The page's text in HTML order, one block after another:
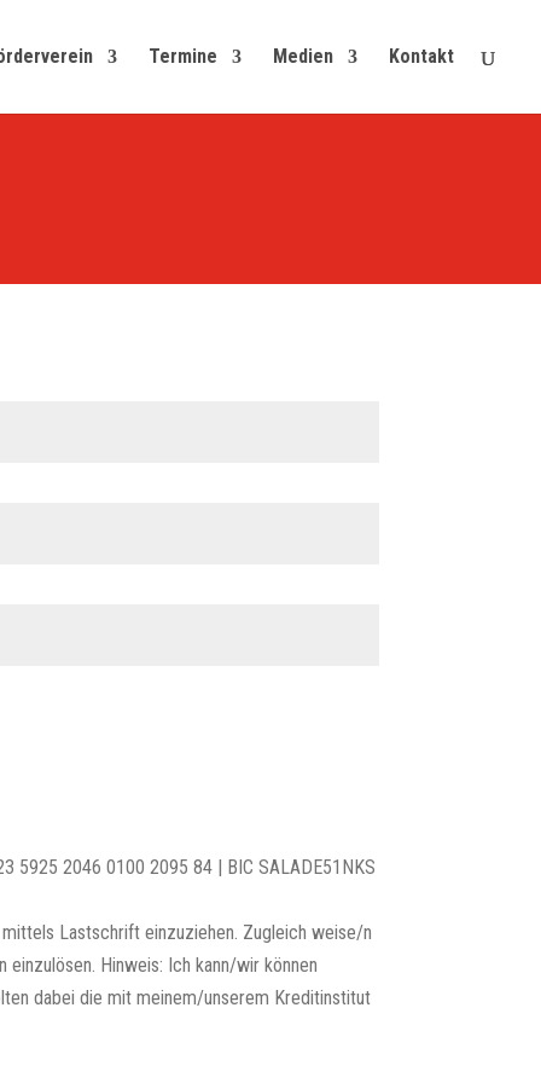
Termine Medien Kontakt
5925 2046 0100 2095 84 | BIC SALADE51NKS
Lastschrift einzuziehen. Zugleich weise/n
Hinweis: Ich kann/wir können
dabei die mit meinem/unserem Kreditinstitut